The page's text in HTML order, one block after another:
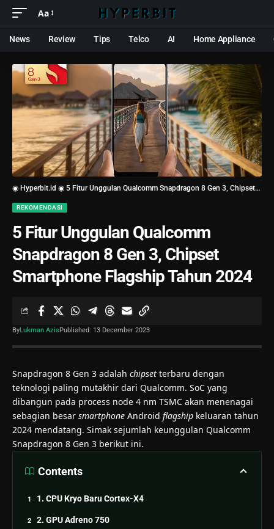
Aa
News Review Tips Telco AI Home Appliance
◉ Hyperbit.id ◉ 5 Fitur Unggulan Qualcomm Snapdragon 8 Gen 3, Chipset Smartphone Flagship Tahun 2024
REKOMENDASI
5 Fitur Unggulan Qualcomm
Snapdragon 8 Gen 3, Chipset
Smartphone Flagship Tahun 2024
ByLukman AzisPublished: 13 December 2023
Snapdragon 8 Gen 3 adalah chipset terbaru dengan
teknologi paling mutakhir dari Qualcomm. SoC yang
dibangun pada process node 4 nm TSMC akan menenagai
sebagian besar smartphone Android flagship keluaran tahun
2024 mendatang. Simak sejumlah keunggulan Qualcomm
Snapdragon 8 Gen 3 berikut ini.
Contents
1. CPU Kryo Baru Cortex-X4
2. GPU Adreno 750